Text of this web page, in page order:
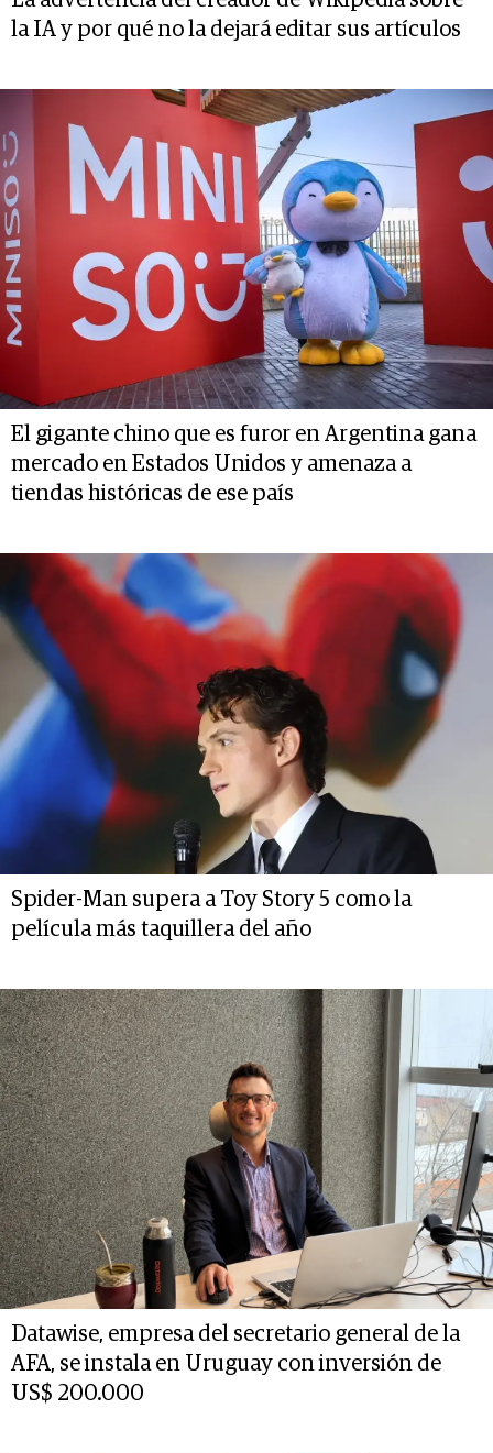
la IA y por qué no la dejará editar sus artículos
El gigante chino que es furor en Argentina gana
mercado en Estados Unidos y amenaza a
tiendas históricas de ese país
Spider-Man supera a Toy Story 5 como la
película más taquillera del año
Datawise, empresa del secretario general de la
AFA, se instala en Uruguay con inversión de
US$ 200.000